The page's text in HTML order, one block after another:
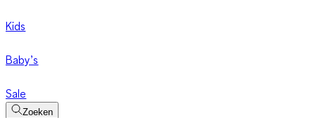
Kids
Baby’s
Sale
Zoeken